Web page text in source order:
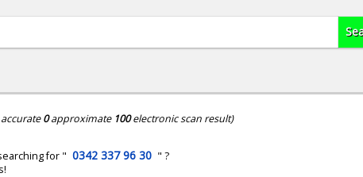
accurate0approximate 100electronic scan result)
for " 0342 337 96 30 " ?